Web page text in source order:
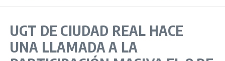
UGT DE CIUDAD REAL HACE
UNA LLAMADA A LA